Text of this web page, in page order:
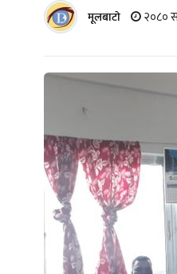
मूलबाटाे २०८०